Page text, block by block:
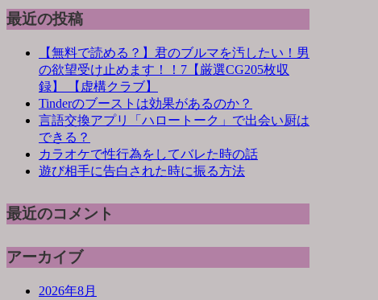
最近の投稿
【無料で読める？】君のブルマを汚したい！男
の欲望受け止めます！！7【厳選CG205枚収
録】 【虚構クラブ】
Tinderのブーストは効果があるのか？
言語交換アプリ「ハロートーク」で出会い厨は
できる？
カラオケで性行為をしてバレた時の話
遊び相手に告白された時に振る方法
最近のコメント
アーカイブ
2026年8月